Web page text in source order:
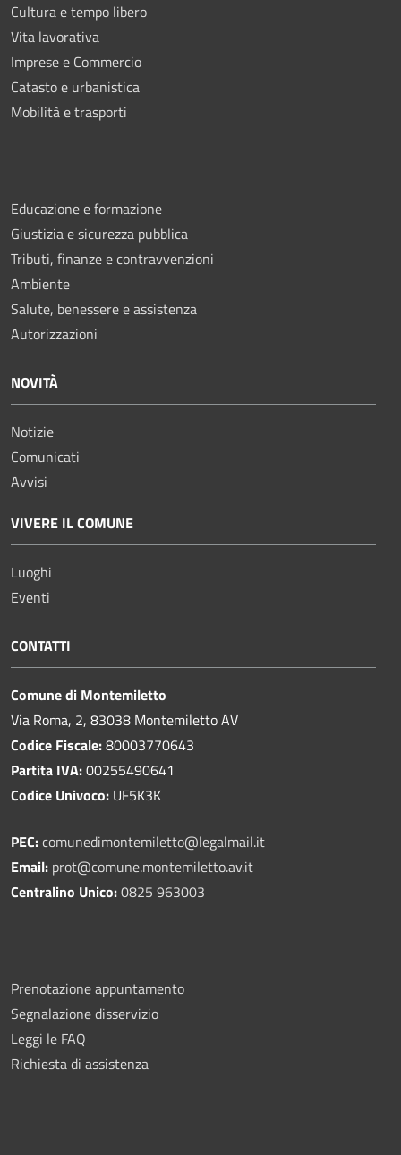
Cultura e tempo libero
Vita lavorativa
Imprese e Commercio
Catasto e urbanistica
Mobilità e trasporti
Educazione e formazione
Giustizia e sicurezza pubblica
Tributi, finanze e contravvenzioni
Ambiente
Salute, benessere e assistenza
Autorizzazioni
NOVITÀ
Notizie
Comunicati
Avvisi
VIVERE IL COMUNE
Luoghi
Eventi
CONTATTI
Comune di Montemiletto
Via Roma, 2, 83038 Montemiletto AV
Codice Fiscale:80003770643
Partita IVA:00255490641
Codice Univoco: UF5K3K
PEC:comunedimontemiletto@legalmail.it
Email: prot@comune.montemiletto.av.it
Centralino Unico:0825 963003
Prenotazione appuntamento
Segnalazione disservizio
Leggi le FAQ
Richiesta di assistenza